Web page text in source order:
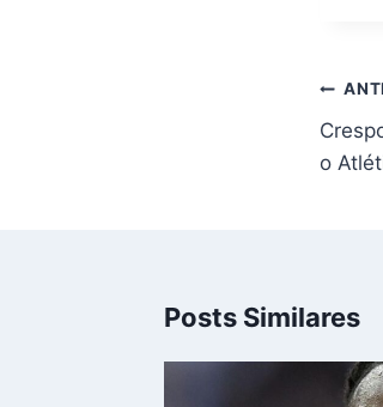
de
Post
o
Posts Similares